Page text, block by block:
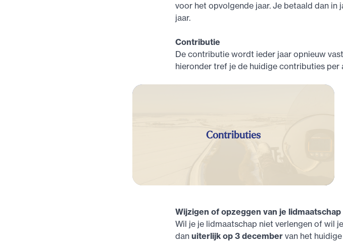
voor het opvolgende jaar. Je betaald dan
jaar.
Contributie
De contributie wordt ieder jaar opnieuw
hieronder tref je de huidige contributies per
Contributies
Wijzigen of opzeggen van je lidmaatschap
Wil je je lidmaatschap niet verlengen of wil
dan uiterlijk op 3 december van het